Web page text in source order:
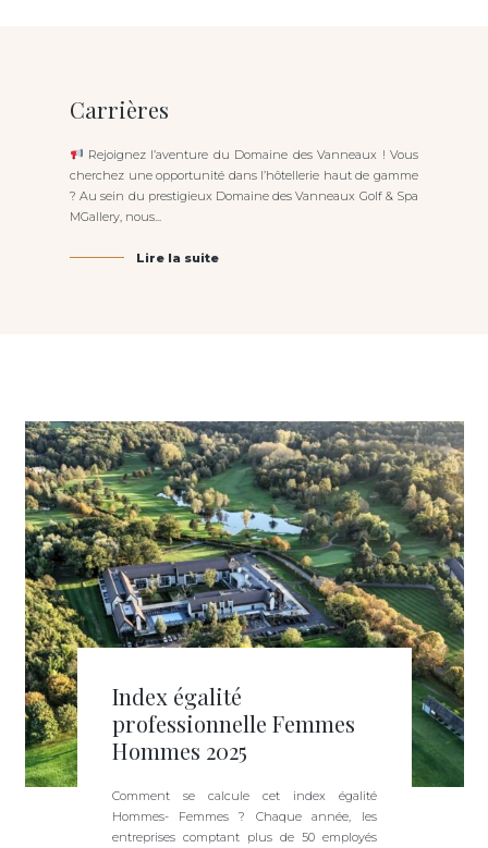
Carrières
Rejoignez l’aventure du Domaine des Vanneaux ! Vous
cherchez une opportunité dans l’hôtellerie haut de gamme
? Au sein du prestigieux Domaine des Vanneaux Golf & Spa
MGallery, nous...
Lire la suite
Index égalité
professionnelle Femmes
Hommes 2025
Comment se calcule cet index égalité
Hommes- Femmes ? Chaque année, les
entreprises comptant plus de 50 employés